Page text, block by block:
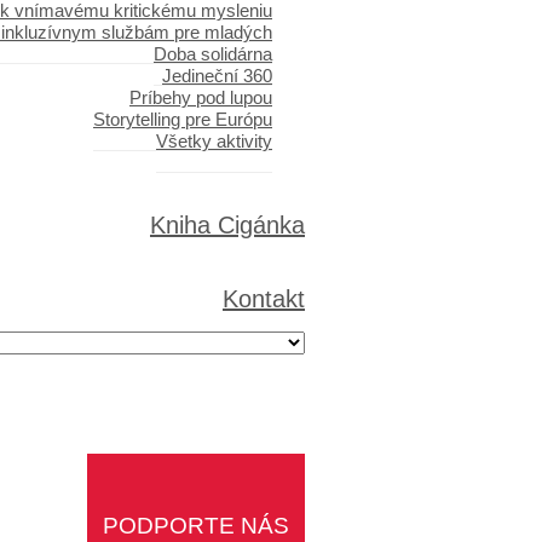
vnímavému kritickému mysleniu
službám pre mladých
Doba solidárna
Jedineční 360
Príbehy pod lupou
Storytelling pre Európu
Všetky aktivity
Kniha Cigánka
Kontakt
PODPORTE NÁS